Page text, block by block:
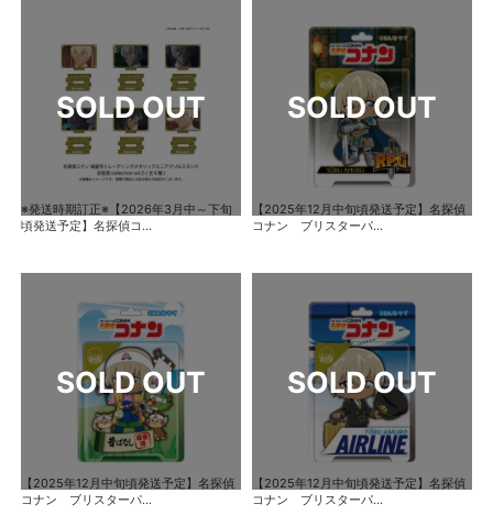
※発送時期訂正※【2026年3月中～下旬
頃発送予定】名探偵コ...
【2025年12月中旬頃発送予定】名探偵
コナン ブリスターパ...
【2025年12月中旬頃発送予定】名探偵
コナン ブリスターパ...
【2025年12月中旬頃発送予定】名探偵
コナン ブリスターパ...